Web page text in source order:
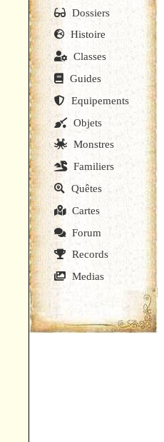
Dossiers
Histoire
Classes
Guides
Equipements
Objets
Monstres
Familiers
Quêtes
Cartes
Forum
Records
Medias